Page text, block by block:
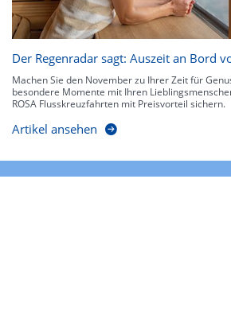
Der Regenradar sagt: Auszeit an Bord
Machen Sie den November zu Ihrer Zeit für
besondere Momente mit Ihren
ROSA Flusskreuzfahrten mit Preisvorteil sichern.
Artikel ansehen